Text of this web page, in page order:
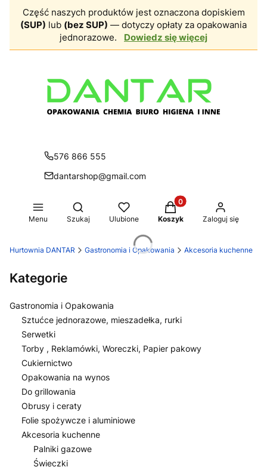
Część naszych produktów jest oznaczona dopiskiem
(SUP) lub (bez SUP) — dotyczy opłaty za opakowania
jednorazowe.
Dowiedz się więcej
576 866 555
dantarshop@gmail.com
Menu
Otwórz wyszukiwarkę
Szukaj Ulubione
Produkty w koszyku:
Koszyk Zaloguj się
Hurtownia DANTAR Gastronomia i Opakowania Akcesoria kuchenne
Kategorie
Gastronomia i Opakowania
Sztućce jednorazowe, mieszadełka, rurki
Serwetki
Torby , Reklamówki, Woreczki, Papier pakowy
Cukiernictwo
Opakowania na wynos
Do grillowania
Obrusy i ceraty
Folie spożywcze i aluminiowe
Akcesoria kuchenne
Palniki gazowe
Świeczki